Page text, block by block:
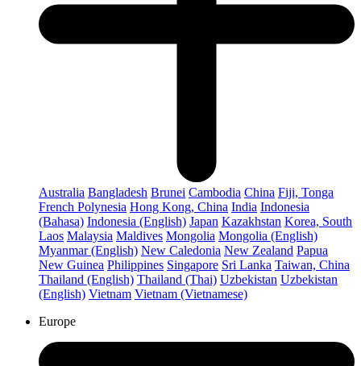
Australia Bangladesh Brunei Cambodia China Fiji, Tonga
French Polynesia Hong Kong, China India Indonesia
(Bahasa) Indonesia (English) Japan Kazakhstan Korea, South
Laos Malaysia Maldives Mongolia Mongolia (English)
Myanmar (English) New Caledonia New Zealand Papua
New Guinea Philippines Singapore Sri Lanka Taiwan, China
Thailand (English) Thailand (Thai) Uzbekistan Uzbekistan
(English) Vietnam Vietnam (Vietnamese)
Europe